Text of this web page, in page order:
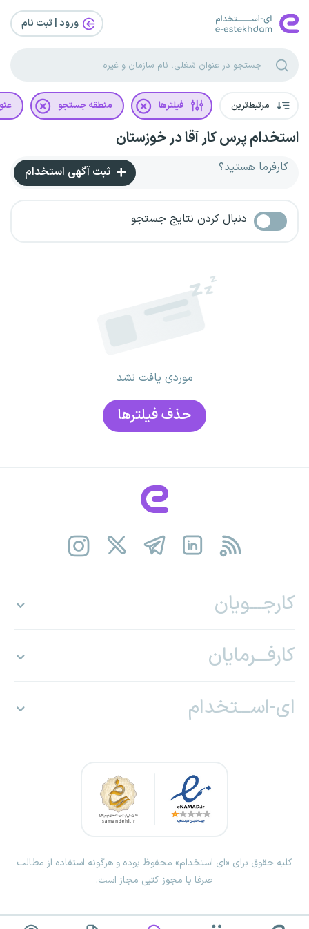
ورود | ثبت‌ نام
مرتبط‌ترین فیلترها منطقه جستجو
استخدام پرس کار آقا در خوزستان
کارفرما هستید؟ ثبت آگهی استخدام
دنبال کردن نتایج جستجو
موردی یافت نشد
حذف فیلتر‌ها
کارجـــویان
کارفـــرمایان
ای-اســـتخدام
کلیه حقوق برای «ای استخدام» محفوظ بوده و هرگونه استفاده از مطالب
صرفا با مجوز کتبی مجاز است.